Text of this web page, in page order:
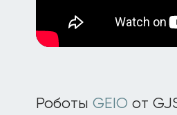
Роботы GEIO от